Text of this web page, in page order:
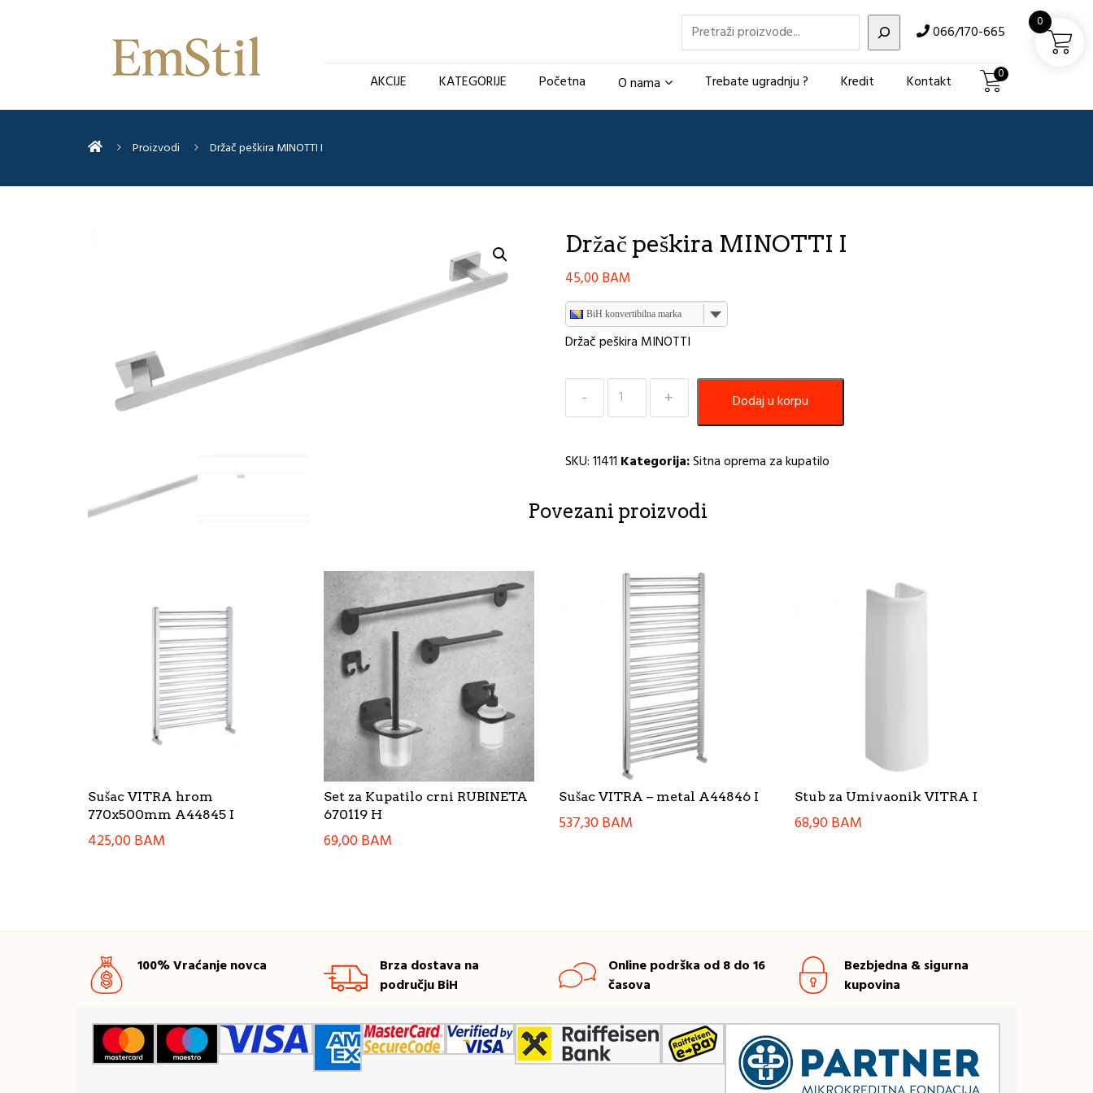
Pretraži 066/170-665
AKCIJE KATEGORIJE Početna O nama Trebate ugradnju ? Kredit Kontakt 0
Proizvodi Držač peškira MINOTTI I
Držač peškira MINOTTI I
45,00 BAM
BiH konvertibilna marka
Držač peškira MINOTTI
Držač
peškira
količina
Dodaj u korpu
SKU:11411 Kategorija:Sitna oprema za kupatilo
Povezani proizvodi
Sušac VITRA hrom
770x500mm A44845 I
425,00BAM
Set za Kupatilo crni RUBINETA
670119 H
69,00BAM
Sušac VITRA – metal A44846 I
537,30BAM
Stub za Umivaonik VITRA I
68,90BAM
100% Vraćanje novca
Brza dostava na
području BiH
Online podrška od 8 do 16
časova
Bezbjedna & sigurna
kupovina
0